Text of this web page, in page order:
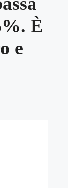
È
e